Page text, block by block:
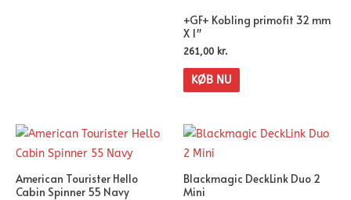
+GF+ Kobling primofit 32 mm
X 1″
261,00 kr.
KØB NU
American Tourister Hello
Cabin Spinner 55 Navy
Blackmagic DeckLink Duo 2
Mini